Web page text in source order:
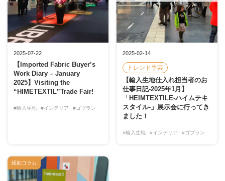
2025-07-22
【Imported Fabric Buyer’s
Work Diary – January
2025】Visiting the
“HIMETEXTIL”Trade Fair!
#輸入生地 #インテリア #ゴブラン
2025-02-14
トレンド手芸
【輸入生地仕入れ担当者のお
仕事日記-2025年1月】
「HEIMTEXTILE-ハイムテキ
スタイル-」展示会に行ってき
ました！
#輸入生地 #インテリア #ゴブラン
紐釦コラム